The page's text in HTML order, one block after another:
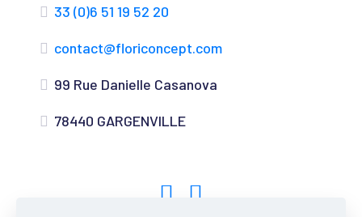
33 (0)6 51 19 52 20
contact@floriconcept.com
99 Rue Danielle Casanova
78440 GARGENVILLE